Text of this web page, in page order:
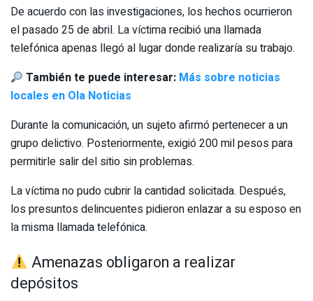
De acuerdo con las investigaciones, los hechos ocurrieron
el pasado 25 de abril. La víctima recibió una llamada
telefónica apenas llegó al lugar donde realizaría su trabajo.
También te puede interesar: Más sobre noticias
locales en Ola Noticias
Durante la comunicación, un sujeto afirmó pertenecer a un
grupo delictivo. Posteriormente, exigió 200 mil pesos para
permitirle salir del sitio sin problemas.
La víctima no pudo cubrir la cantidad solicitada. Después,
los presuntos delincuentes pidieron enlazar a su esposo en
la misma llamada telefónica.
Amenazas obligaron a realizar
depósitos